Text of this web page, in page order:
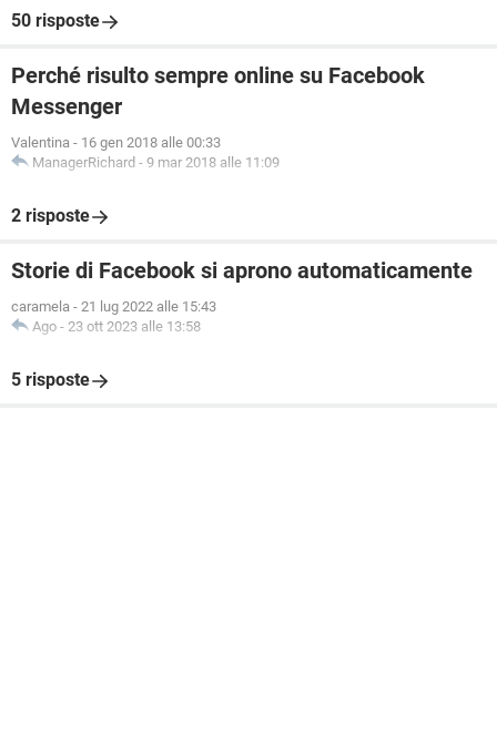
50 risposte
Perché risulto sempre online su Facebook
Messenger
Valentina - 16 gen 2018 alle 00:33
ManagerRichard - 9 mar 2018 alle 11:09
2 risposte
Storie di Facebook si aprono automaticamente
caramela - 21 lug 2022 alle 15:43
Ago - 23 ott 2023 alle 13:58
5 risposte